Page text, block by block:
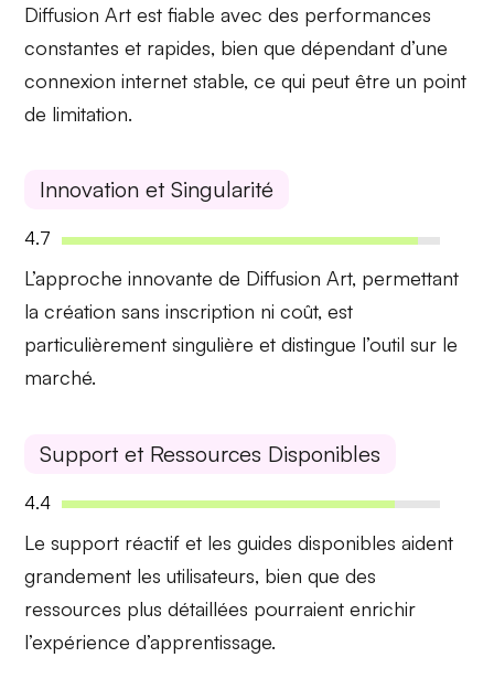
Diffusion Art est fiable avec des performances
constantes et rapides, bien que dépendant d’une
connexion internet stable, ce qui peut être un point
de limitation.
Innovation et Singularité
4.7
L’approcheinnovante de Diffusion Art, permettant
la création sans inscription ni coût, est
particulièrementsingulière et distingue l’outil sur le
marché.
Support et Ressources Disponibles
4.4
Lesupport réactif et lesguides disponibles aident
grandement les utilisateurs, bien que des
ressources plus détaillées pourraient enrichir
l’expérience d’apprentissage.